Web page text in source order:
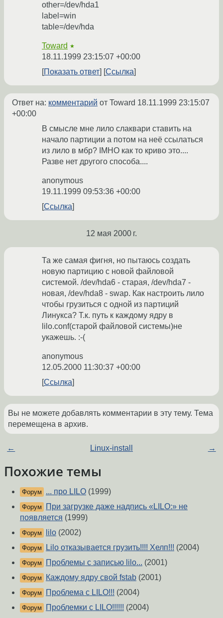
other=/dev/hda1
label=win
table=/dev/hda
Toward ★
18.11.1999 23:15:07 +00:00
Показать ответ
Ссылка
Ответ на: комментарий от Toward 18.11.1999 23:15:07
+00:00
В смысле мне лило слаквари ставить на
начало партиции а потом на неё ссылаться
из лило в мбр? IMHO как то криво это....
Разве нет другого способа....
anonymous
19.11.1999 09:53:36 +00:00
Ссылка
12 мая 2000 г.
Та же самая фигня, но пытаюсь создать
новую партицию с новой файловой
системой. /dev/hda6 - старая, /dev/hda7 -
новая, /dev/hda8 - swap. Как настроить лило
чтобы грузиться с одной из партиций
Линукса? Т.к. путь к каждому ядру в
lilo.conf(старой файловой системы)не
укажешь. :-(
anonymous
12.05.2000 11:30:37 +00:00
Ссылка
Вы не можете добавлять комментарии в эту тему. Тема
перемещена в архив.
← Linux-install →
Похожие темы
Форум ... про LILO (1999)
Форум
При загрузке даже надпись «LILO:» не
появляется (1999)
Форум lilo (2002)
Форум Lilo отказывается грузить!!!! Хелп!!! (2004)
Форум Проблемы с записью lilo... (2001)
Форум Каждому ядру свой fstab (2001)
Форум Проблема с LILO!!! (2004)
Форум Проблемки с LILO!!!!!! (2004)